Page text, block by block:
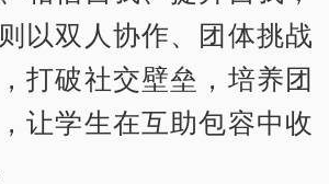
以双人协作、团体挑战
打破社交壁垒，培养团
让学生在互助包容中收